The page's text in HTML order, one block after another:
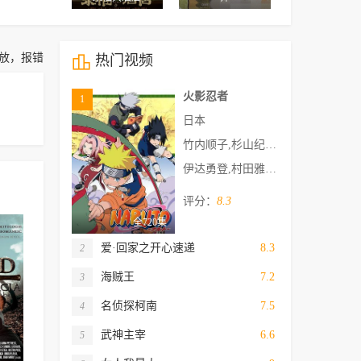
，报错  热门视频
全720集
1
火影忍者
日本
竹内顺子,杉山纪彰,中村千绘,井上和彦,关俊彦,松本和香子,大塚芳忠,胜生真沙子,柴田秀胜,森久保祥太郎,伊藤健太郎,柚木凉香,小杉十郎太,增川洋一,远近孝一,田村由香里,江原正士,水树奈奈,鸟海浩辅,川田绅司,落合露美,大谷育江,重松朋,下屋则子,飞田展男,石冢运升,浅野真由美,石田彰,加濑康之,朴璐美,中田让治,保志总一朗,神奈延年,三木真一郎,中村大树,家中宏,福田信昭,楠大典,本田贵子,平田广明,津田健次郎,坪井智浩,河野智之,根本圭子,铃木琢磨,小林由美子,津田英三,伊藤和晃,浅井清己,佐佐木望
伊达勇登,村田雅彦,都留稔幸,若林厚史,小坂春女,川口敬一郎,松本佳久,佐藤真二,影山楙伦,御厨恭辅,横田和善,新留俊哉,久城理音,浦田保则,浅见松雄,宫原秀二,饭村正之,西村大树,小高义规,冈崎幸男,木下勇喜,菅井嘉浩,浊川敦,福田皖,木村宽,榎本守,佐土原武之,熨斗谷充孝,清水明
评分：8.3
2 爱·回家之开心速递 8.3
3 海贼王 7.2
4 名侦探柯南 7.5
5 武神主宰 6.6